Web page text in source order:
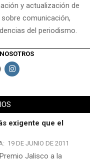
y actualización de
comunicación,
del periodismo.
exigente que el
19 DE JUNIO DE 2011
Jalisco a la